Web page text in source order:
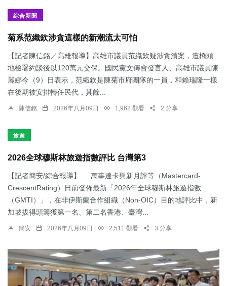
綜合新聞
菊系范織欽涉貪這樣的新潮流太可怕
【記者陳信銘／高雄報導】高雄市議員范織欽疑涉貪瀆案，遭橋頭
地檢署約談後以120萬元交保。國民黨文傳會發言人、高雄市議員陳
麗娜今（9）日表示，范織欽是陳菊市府團隊的一員，和賴瑞隆一樣
在後期被安排轉任民代，其餘...
陳信銘 2026年八月09日 1,962 觀看 2 分享
旅遊
2026全球穆斯林旅遊指數評比 台灣第3
【記者簡安/綜合報導】 萬事達卡與新月評等（Mastercard-
CrescentRating）日前發佈最新「2026年全球穆斯林旅遊指數
（GMTI）」，在非伊斯蘭合作組織（Non-OIC）目的地評比中，新
加坡拔得頭籌獲第一名、第二名香港、臺灣...
簡安 2026年八月09日 2,511 觀看 3 分享